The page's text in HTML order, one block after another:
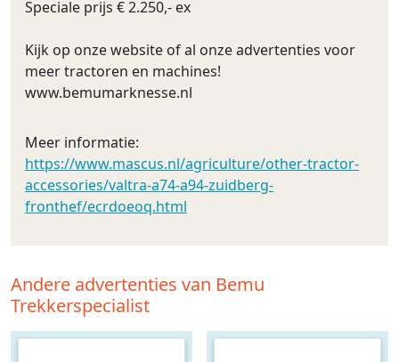
Speciale prijs € 2.250,- ex
Kijk op onze website of al onze advertenties voor
meer tractoren en machines!
www.bemumarknesse.nl
Meer informatie:
https://www.mascus.nl/agriculture/other-tractor-
accessories/valtra-a74-a94-zuidberg-
fronthef/ecrdoeoq.html
Andere advertenties van Bemu
Trekkerspecialist